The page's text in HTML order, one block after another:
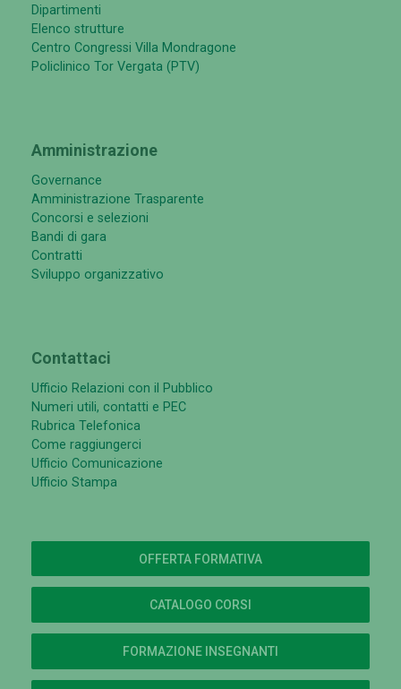
Dipartimenti
Elenco strutture
Centro Congressi Villa Mondragone
Policlinico Tor Vergata (PTV)
Amministrazione
Governance
Amministrazione Trasparente
Concorsi e selezioni
Bandi di gara
Contratti
Sviluppo organizzativo
Contattaci
Ufficio Relazioni con il Pubblico
Numeri utili, contatti e PEC
Rubrica Telefonica
Come raggiungerci
Ufficio Comunicazione
Ufficio Stampa
OFFERTA FORMATIVA
CATALOGO CORSI
FORMAZIONE INSEGNANTI